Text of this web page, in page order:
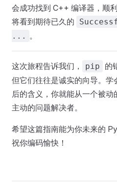
会成功找到 C++ 编译器，顺
将看到期待已久的
... 。
这次旅程告诉我们， pip
的
但它们往往是诚实的向导。
后的含义，你就能从一个被
主动的问题解决者。
希望这篇指南能为你未来的
祝你编码愉快！